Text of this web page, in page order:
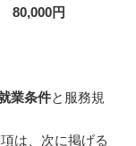
80,000円
業条件と服務規
次に掲げる